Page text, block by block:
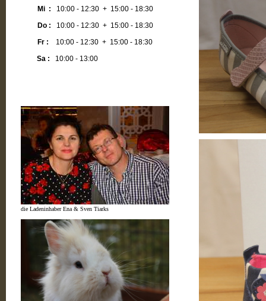
Mi :
10:00 - 12:30 + 15:00 - 18:30
Do : 10:00 - 12:30 + 15:00 - 18:30
Fr :
10:00 - 12:30 + 15:00 - 18:30
Sa : 10:00 - 13:00
die Ladeninhaber Ena & Sven Tiarks